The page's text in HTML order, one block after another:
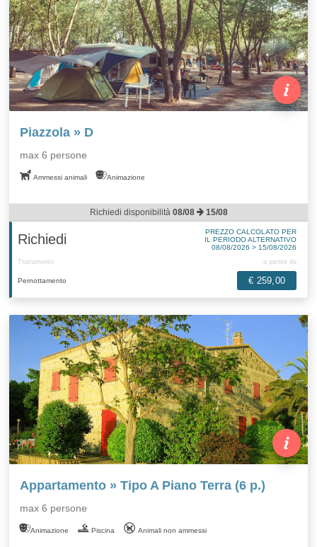
Piazzola » D
max 6 persone
Ammessi animali Animazione
Richiedi disponibilità 08/08 15/08
Richiedi
PREZZO CALCOLATO PER
IL PERIODO ALTERNATIVO
08/08/2026 > 15/08/2026
Trattamento a partire da
Pernottamento € 259,00
Appartamento » Tipo A Piano Terra (6 p.)
max 6 persone
Animazione Piscina Animali non ammessi